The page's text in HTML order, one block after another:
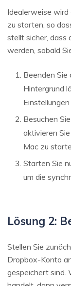
Idealerweise
zu starten, so
stellt sicher, dass
werden, sobald
Beenden Sie
Hintergrund
Besuchen
aktivieren
Mac zu
Starten Sie
um die
Lösung 2:
Stellen Sie
Dropbox-Konto
gespeichert sind.